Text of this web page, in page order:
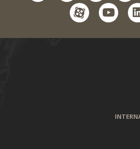
youtube
aparat